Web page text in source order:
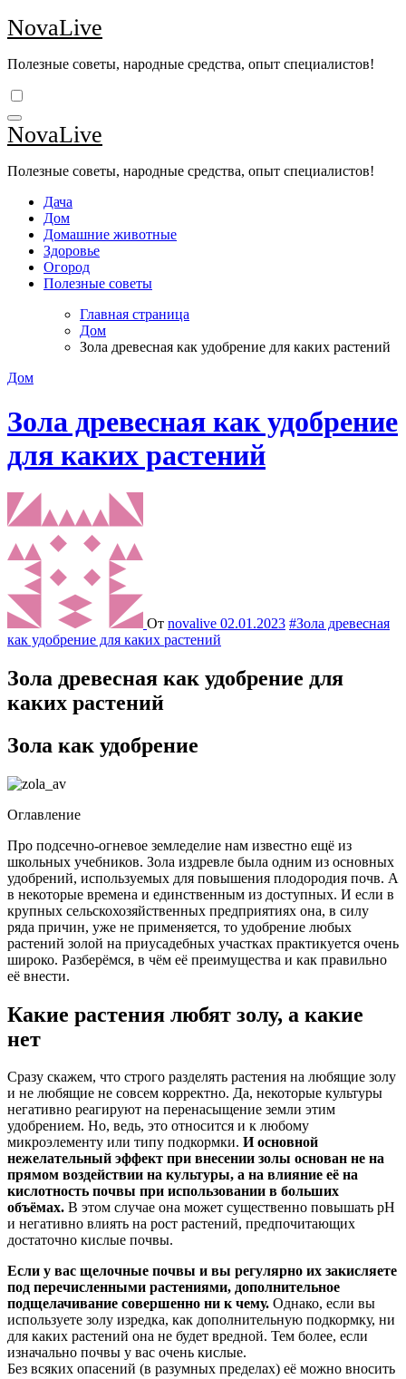
Перейти
к
NovaLive
Полезные советы, народные средства, опыт специалистов!
NovaLive
Полезные советы, народные средства, опыт специалистов!
Дача
Дом
Домашние животные
Здоровье
Огород
Полезные советы
Главная страница
Дом
Зола древесная как удобрение для каких растений
Дом
Зола древесная как удобрение
для каких растений
От novalive 02.01.2023 #Зола древесная
как удобрение для каких растений
Зола древесная как удобрение для
каких растений
Зола как удобрение
Оглавление
Про подсечно-огневое земледелие нам известно ещё из
школьных учебников. Зола издревле была одним из основных
удобрений, используемых для повышения плодородия почв. А
в некоторые времена и единственным из доступных. И если в
крупных сельскохозяйственных предприятиях она, в силу
ряда причин, уже не применяется, то удобрение любых
растений золой на приусадебных участках практикуется очень
широко. Разберёмся, в чём её преимущества и как правильно
её внести.
Какие растения любят золу, а какие
нет
Сразу скажем, что строго разделять растения на любящие золу
и не любящие не совсем корректно. Да, некоторые культуры
негативно реагируют на перенасыщение земли этим
удобрением. Но, ведь, это относится и к любому
микроэлементу или типу подкормки. И основной
нежелательный эффект при внесении золы основан не на
прямом воздействии на культуры, а на влияние её на
кислотность почвы при использовании в больших
объёмах. В этом случае она может существенно повышать pH
и негативно влиять на рост растений, предпочитающих
достаточно кислые почвы.
Если у вас щелочные почвы и вы регулярно их закисляете
под перечисленными растениями, дополнительное
подщелачивание совершенно ни к чему. Однако, если вы
используете золу изредка, как дополнительную подкормку, ни
для каких растений она не будет вредной. Тем более, если
изначально почвы у вас очень кислые.
Без всяких опасений (в разумных пределах) её можно вносить